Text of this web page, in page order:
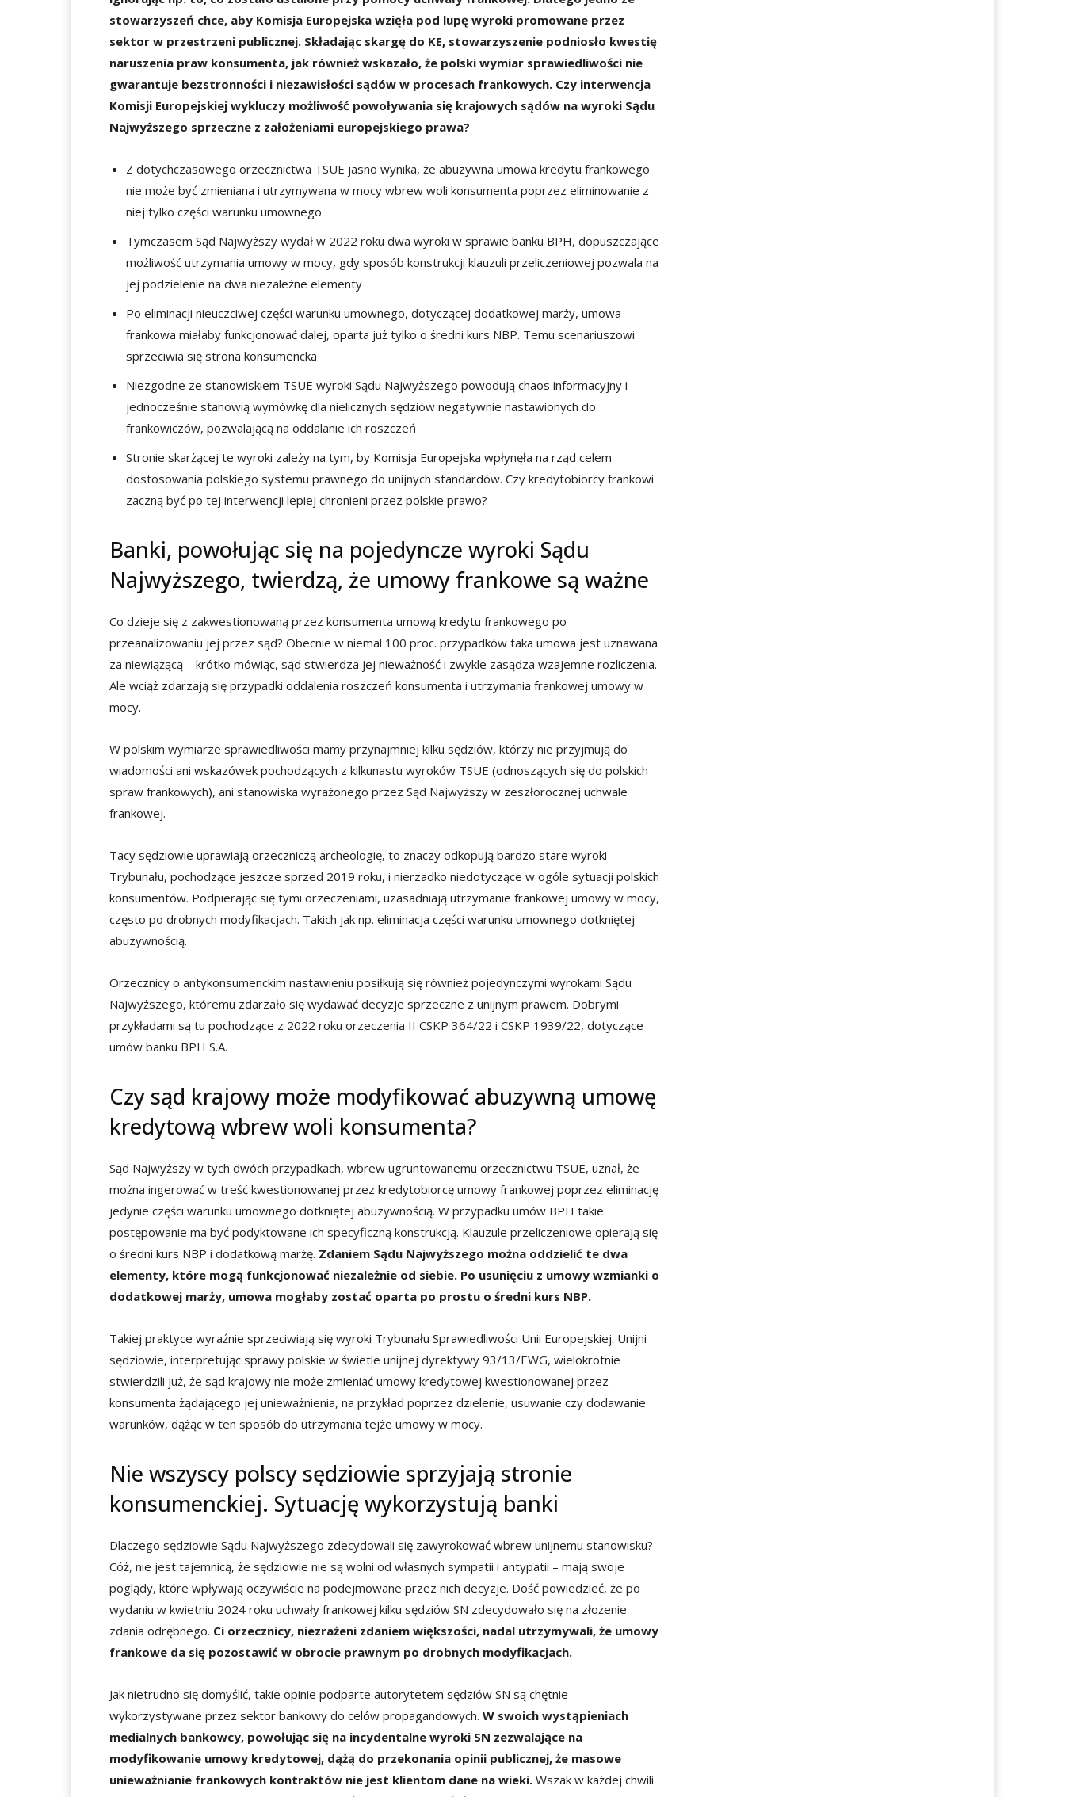
stowarzyszeń chce, aby Komisja Europejska wzięła pod lupę wyroki promowane przez
sektor w przestrzeni publicznej. Składając skargę do KE, stowarzyszenie podniosło kwestię
naruszenia praw konsumenta, jak również wskazało, że polski wymiar sprawiedliwości nie
gwarantuje bezstronności i niezawisłości sądów w procesach frankowych. Czy interwencja
Komisji Europejskiej wykluczy możliwość powoływania się krajowych sądów na wyroki Sądu
Najwyższego sprzeczne z założeniami europejskiego prawa?
Z dotychczasowego orzecznictwa TSUE jasno wynika, że abuzywna umowa kredytu frankowego
nie może być zmieniana i utrzymywana w mocy wbrew woli konsumenta poprzez eliminowanie z
niej tylko części warunku umownego
Tymczasem Sąd Najwyższy wydał w 2022 roku dwa wyroki w sprawie banku BPH, dopuszczające
możliwość utrzymania umowy w mocy, gdy sposób konstrukcji klauzuli przeliczeniowej pozwala na
jej podzielenie na dwa niezależne elementy
Po eliminacji nieuczciwej części warunku umownego, dotyczącej dodatkowej marży, umowa
frankowa miałaby funkcjonować dalej, oparta już tylko o średni kurs NBP. Temu scenariuszowi
sprzeciwia się strona konsumencka
Niezgodne ze stanowiskiem TSUE wyroki Sądu Najwyższego powodują chaos informacyjny i
jednocześnie stanowią wymówkę dla nielicznych sędziów negatywnie nastawionych do
frankowiczów, pozwalającą na oddalanie ich roszczeń
Stronie skarżącej te wyroki zależy na tym, by Komisja Europejska wpłynęła na rząd celem
dostosowania polskiego systemu prawnego do unijnych standardów. Czy kredytobiorcy frankowi
zaczną być po tej interwencji lepiej chronieni przez polskie prawo?
Banki, powołując się na pojedyncze wyroki Sądu
Najwyższego, twierdzą, że umowy frankowe są ważne
Co dzieje się z zakwestionowaną przez konsumenta umową kredytu frankowego po
przeanalizowaniu jej przez sąd? Obecnie w niemal 100 proc. przypadków taka umowa jest uznawana
za niewiążącą – krótko mówiąc, sąd stwierdza jej nieważność i zwykle zasądza wzajemne rozliczenia.
Ale wciąż zdarzają się przypadki oddalenia roszczeń konsumenta i utrzymania frankowej umowy w
mocy.
W polskim wymiarze sprawiedliwości mamy przynajmniej kilku sędziów, którzy nie przyjmują do
wiadomości ani wskazówek pochodzących z kilkunastu wyroków TSUE (odnoszących się do polskich
spraw frankowych), ani stanowiska wyrażonego przez Sąd Najwyższy w zeszłorocznej uchwale
frankowej.
Tacy sędziowie uprawiają orzeczniczą archeologię, to znaczy odkopują bardzo stare wyroki
Trybunału, pochodzące jeszcze sprzed 2019 roku, i nierzadko niedotyczące w ogóle sytuacji polskich
konsumentów. Podpierając się tymi orzeczeniami, uzasadniają utrzymanie frankowej umowy w mocy,
często po drobnych modyfikacjach. Takich jak np. eliminacja części warunku umownego dotkniętej
abuzywnością.
Orzecznicy o antykonsumenckim nastawieniu posiłkują się również pojedynczymi wyrokami Sądu
Najwyższego, któremu zdarzało się wydawać decyzje sprzeczne z unijnym prawem. Dobrymi
przykładami są tu pochodzące z 2022 roku orzeczenia II CSKP 364/22 i CSKP 1939/22, dotyczące
umów banku BPH S.A.
Czy sąd krajowy może modyfikować abuzywną umowę
kredytową wbrew woli konsumenta?
Sąd Najwyższy w tych dwóch przypadkach, wbrew ugruntowanemu orzecznictwu TSUE, uznał, że
można ingerować w treść kwestionowanej przez kredytobiorcę umowy frankowej poprzez eliminację
jedynie części warunku umownego dotkniętej abuzywnością. W przypadku umów BPH takie
postępowanie ma być podyktowane ich specyficzną konstrukcją. Klauzule przeliczeniowe opierają się
o średni kurs NBP i dodatkową marżę. Zdaniem Sądu Najwyższego można oddzielić te dwa
elementy, które mogą funkcjonować niezależnie od siebie. Po usunięciu z umowy wzmianki o
dodatkowej marży, umowa mogłaby zostać oparta po prostu o średni kurs NBP.
Takiej praktyce wyraźnie sprzeciwiają się wyroki Trybunału Sprawiedliwości Unii Europejskiej. Unijni
sędziowie, interpretując sprawy polskie w świetle unijnej dyrektywy 93/13/EWG, wielokrotnie
stwierdzili już, że sąd krajowy nie może zmieniać umowy kredytowej kwestionowanej przez
konsumenta żądającego jej unieważnienia, na przykład poprzez dzielenie, usuwanie czy dodawanie
warunków, dążąc w ten sposób do utrzymania tejże umowy w mocy.
Nie wszyscy polscy sędziowie sprzyjają stronie
konsumenckiej. Sytuację wykorzystują banki
Dlaczego sędziowie Sądu Najwyższego zdecydowali się zawyrokować wbrew unijnemu stanowisku?
Cóż, nie jest tajemnicą, że sędziowie nie są wolni od własnych sympatii i antypatii – mają swoje
poglądy, które wpływają oczywiście na podejmowane przez nich decyzje. Dość powiedzieć, że po
wydaniu w kwietniu 2024 roku uchwały frankowej kilku sędziów SN zdecydowało się na złożenie
zdania odrębnego. Ci orzecznicy, niezrażeni zdaniem większości, nadal utrzymywali, że umowy
frankowe da się pozostawić w obrocie prawnym po drobnych modyfikacjach.
Jak nietrudno się domyślić, takie opinie podparte autorytetem sędziów SN są chętnie
wykorzystywane przez sektor bankowy do celów propagandowych. W swoich wystąpieniach
medialnych bankowcy, powołując się na incydentalne wyroki SN zezwalające na
modyfikowanie umowy kredytowej, dążą do przekonania opinii publicznej, że masowe
unieważnianie frankowych kontraktów nie jest klientom dane na wieki. Wszak w każdej chwili